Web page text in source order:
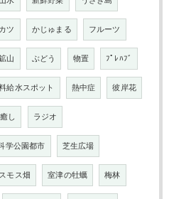
ツ かじゅまる フルーツ
山 ぶどう 物置 ﾌﾟﾚﾊﾌﾞ
給水スポット 熱中症 彼岸花
癒し ラジオ
学公園都市 芝生広場
モス畑 室津の牡蠣 梅林